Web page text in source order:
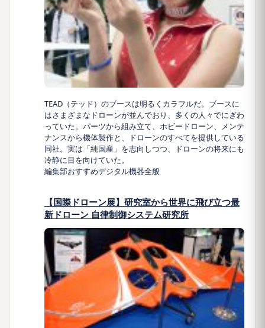
TEAD（テッド）のブースは明るくカラフルだ。ブースに
はさまざまなドローンが並んでおり、多くの人々でにぎわ
っていた。パーツから組み立て、ホビードローン、メンテ
ナンスから機体製作と、ドローンのすべてを提供している
同社。実は「純国産」を志向しつつ、ドローンの将来にも
冷静に目を向けていた。
編集部おすすめデジタル機器全般
【国際ドローン展】研究室から世界に飛び立つ最
新ドローン 自律制御システム研究所